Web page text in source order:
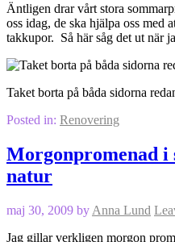
Äntligen drar vårt stora
oss idag, de ska hjälpa oss med
takkupor. Så här såg det ut när
Taket borta på båda sidorna
Posted in: Renovering
Morgonpromenad i
natur
maj 30, 2009 by Anna Lund
Jag gillar verkligen morgon